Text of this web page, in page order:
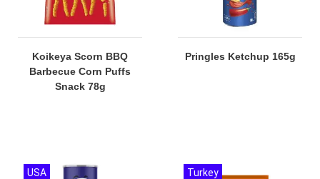
Koikeya Scorn BBQ
Barbecue Corn Puffs
Snack 78g
Pringles Ketchup 165g
USA Turkey